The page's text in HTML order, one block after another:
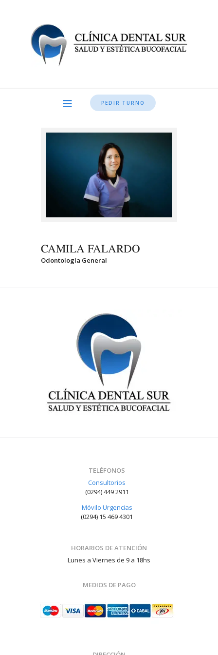
PEDIR TURNO
CAMILA FALARDO
Odontología General
TELÉFONOS
Consultorios
(0294) 449 2911
Móvilo Urgencias
(0294) 15 469 4301
HORARIOS DE ATENCIÓN
Lunes a Viernes de 9 a 18hs
MEDIOS DE PAGO